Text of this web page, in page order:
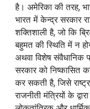
है। अमेरिका की तरह,
भारत में केन्द्र सरकार
शक्तिशाली है, जो कि
बहुमत की स्थिति में न
अथवा विशेष संवैधानिक
सरकार को
कर सकती है, जिसे
राजनीती मंत्रियों के